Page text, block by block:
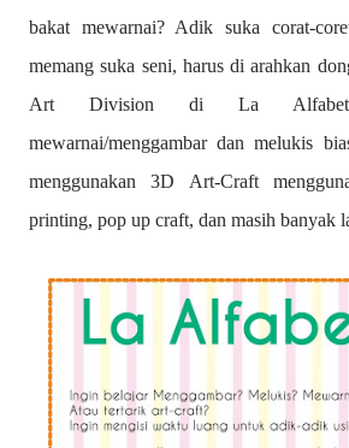
bakat mewarnai? Adik suka corat-
memang suka seni, harus di arahkan
Art Division di La
mewarnai/menggambar dan melukis
menggunakan 3D Art-Craft
printing, pop up craft, dan masih banyak